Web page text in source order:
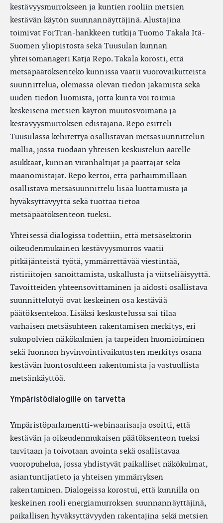
kestävyysmurrokseen ja kuntien rooliin metsien
kestävän käytön suunnannäyttäjinä. Alustajina
toimivat ForTran-hankkeen tutkija Tuomo Takala Itä-
Suomen yliopistosta sekä Tuusulan kunnan
yhteisömanageri Katja Repo. Takala korosti, että
metsäpäätöksenteko kunnissa vaatii vuorovaikutteista
suunnittelua, olemassa olevan tiedon jakamista sekä
uuden tiedon luomista, jotta kunta voi toimia
keskeisenä metsien käytön muutosvoimana ja
kestävyysmurroksen edistäjänä. Repo esitteli
Tuusulassa kehitettyä osallistavan metsäsuunnittelun
mallia, jossa tuodaan yhteisen keskustelun äärelle
asukkaat, kunnan viranhaltijat ja päättäjät sekä
maanomistajat. Repo kertoi, että parhaimmillaan
osallistava metsäsuunnittelu lisää luottamusta ja
hyväksyttävyyttä sekä tuottaa tietoa
metsäpäätöksenteon tueksi.
Yhteisessä dialogissa todettiin, että metsäsektorin
oikeudenmukainen kestävyysmurros vaatii
pitkäjänteistä työtä, ymmärrettävää viestintää,
ristiriitojen sanoittamista, uskallusta ja viitseliäisyyttä.
Tavoitteiden yhteensovittaminen ja aidosti osallistava
suunnittelutyö ovat keskeinen osa kestävää
päätöksentekoa. Lisäksi keskustelussa sai tilaa
varhaisen metsäsuhteen rakentamisen merkitys, eri
sukupolvien näkökulmien ja tarpeiden huomioiminen
sekä luonnon hyvinvointivaikutusten merkitys osana
kestävän luontosuhteen rakentumista ja vastuullista
metsänkäyttöä.
Ympäristödialogille on tarvetta
Ympäristöparlamentti-webinaarisarja osoitti, että
kestävän ja oikeudenmukaisen päätöksenteon tueksi
tarvitaan ja toivotaan avointa sekä osallistavaa
vuoropuhelua, jossa yhdistyvät paikalliset näkökulmat,
asiantuntijatieto ja yhteisen ymmärryksen
rakentaminen. Dialogeissa korostui, että kunnilla on
keskeinen rooli energiamurroksen suunnannäyttäjinä,
paikallisen hyväksyttävyyden rakentajina sekä metsien